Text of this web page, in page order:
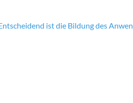
ist die Bildung des